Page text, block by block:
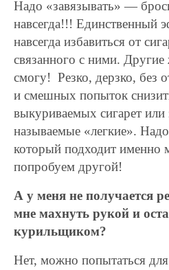
Надо «завязывать» —
навсегда!!! Единственный
навсегда избавиться от
связанного с ними.
смогу! Резко, дерзко, без
и смешных попыток
выкуриваемых сигарет или
называемые «легкие».
который подходит именно
попробуем другой!
А у меня не получается
мне махнуть рукой и
курильщиком?
Нет, можно попытаться для